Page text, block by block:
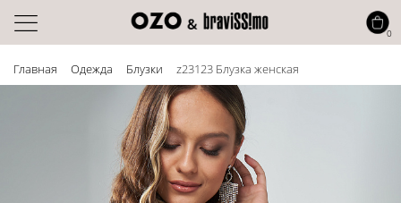
Главная Одежда Блузки z23123 Блузка женская
0